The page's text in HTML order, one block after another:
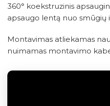
360° koekstruzinis
apsaugo lentą nuo smūgių
Montavimas atliekamas
nuimamas montavimo